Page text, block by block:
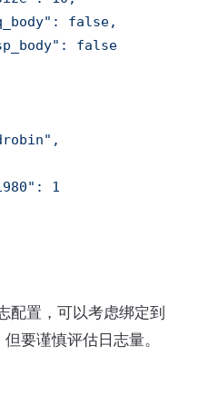
false,
false
1
配置，可以考虑绑定到
要谨慎评估日志量。